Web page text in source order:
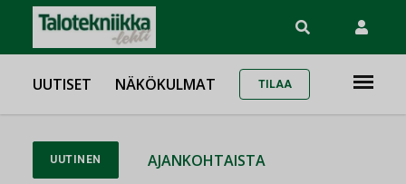
UUTISET NÄKÖKULMAT TILAA
UUTINEN AJANKOHTAISTA